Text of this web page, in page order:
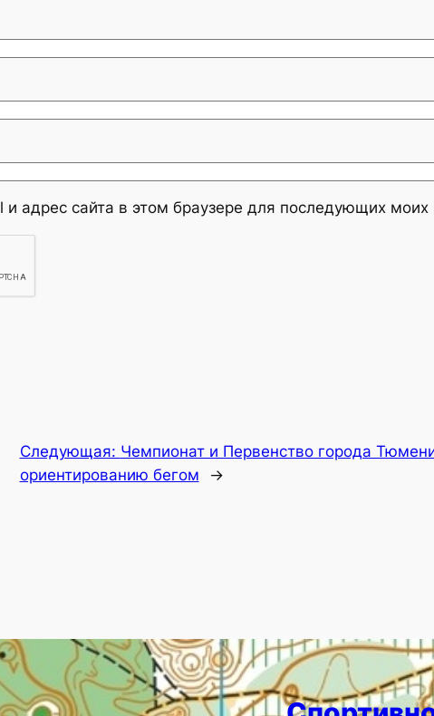
адрес сайта в этом браузере для последующих
Следующая: Чемпионат и Первенство города
ориентированию бегом
→